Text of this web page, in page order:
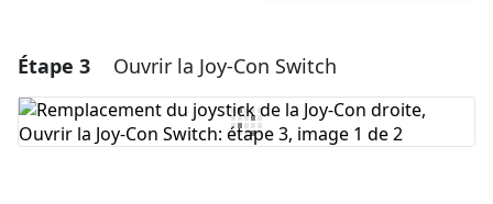
Ajouter un commentaire
Ajouter un commentaire
Étape 3 Ouvrir la Joy-Con Switch